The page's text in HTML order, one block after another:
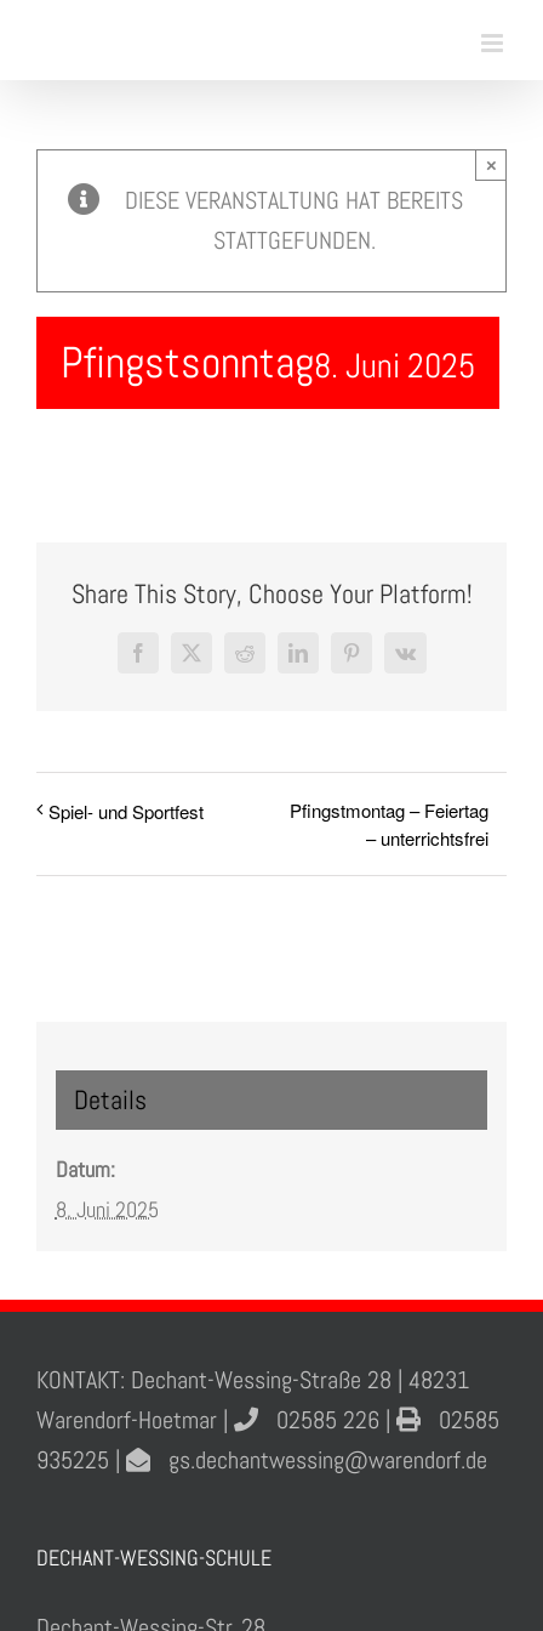
DIESE VERANSTALTUNG HAT BEREITS
STATTGEFUNDEN.
×
Pfingstsonntag8. Juni 2025
Share This Story, Choose Your Platform!
Facebook
X RedditLinkedInPinterest
Vk
Spiel- und Sportfest
Pfingstmontag – Feiertag
– unterrichtsfrei
Details
Datum:
8. Juni 2025
KONTAKT: Dechant-Wessing-Straße 28 | 48231
Warendorf-Hoetmar |
02585 226 |
02585
935225 |
gs.dechantwessing@warendorf.de
DECHANT-WESSING-SCHULE